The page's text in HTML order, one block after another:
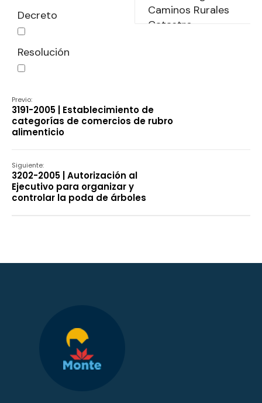
Decreto
Resolución
Previo:
3191-2005 | Establecimiento de
categorías de comercios de rubro
alimenticio
Siguiente:
3202-2005 | Autorización al
Ejecutivo para organizar y
controlar la poda de árboles